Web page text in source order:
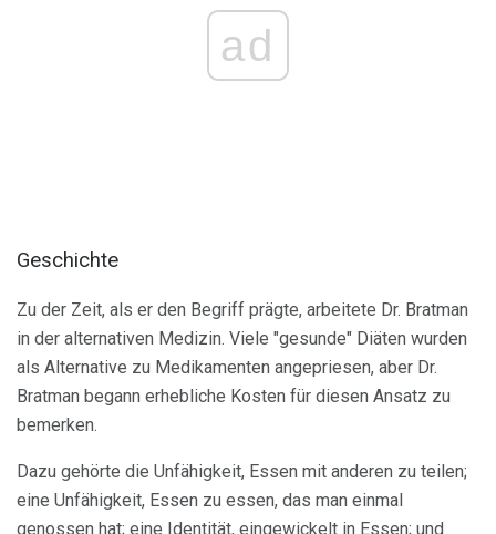
ad
Geschichte
Zu der Zeit, als er den Begriff prägte, arbeitete Dr. Bratman
in der alternativen Medizin. Viele "gesunde" Diäten wurden
als Alternative zu Medikamenten angepriesen, aber Dr.
Bratman begann erhebliche Kosten für diesen Ansatz zu
bemerken.
Dazu gehörte die Unfähigkeit, Essen mit anderen zu teilen;
eine Unfähigkeit, Essen zu essen, das man einmal
genossen hat; eine Identität, eingewickelt in Essen; und